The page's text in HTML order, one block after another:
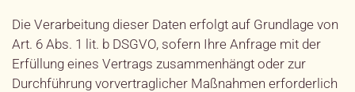
Die Verarbeitung dieser Daten erfolgt auf Grundlage von
Art. 6 Abs. 1 lit. b DSGVO, sofern Ihre Anfrage mit der
Erfüllung eines Vertrags zusammenhängt oder zur
Durchführung vorvertraglicher Maßnahmen erforderlich